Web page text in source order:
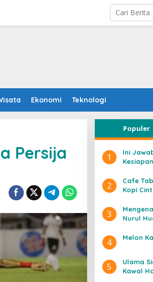
Ekonomi Teknologi
Persija
Populer
1
Ini
2
Cafe
Kopi
3
Nurul
4 Melon
5
Ulama
Kawal